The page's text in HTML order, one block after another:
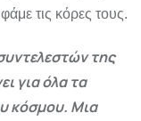
τις κόρες τους.
της
για όλα τα
κόσμου. Μια